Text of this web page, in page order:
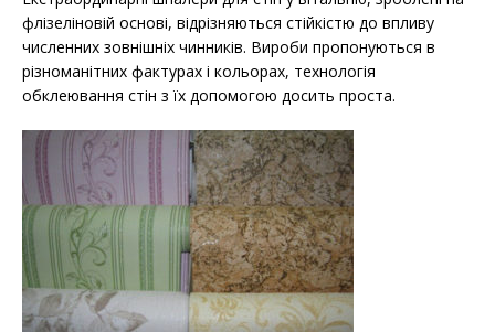
флізеліновій основі, відрізняються стійкістю до впливу
численних зовнішніх чинників. Вироби пропонуються в
різноманітних фактурах і кольорах, технологія
обклеювання стін з їх допомогою досить проста.